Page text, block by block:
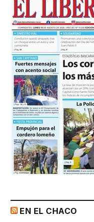
EN EL CHACO